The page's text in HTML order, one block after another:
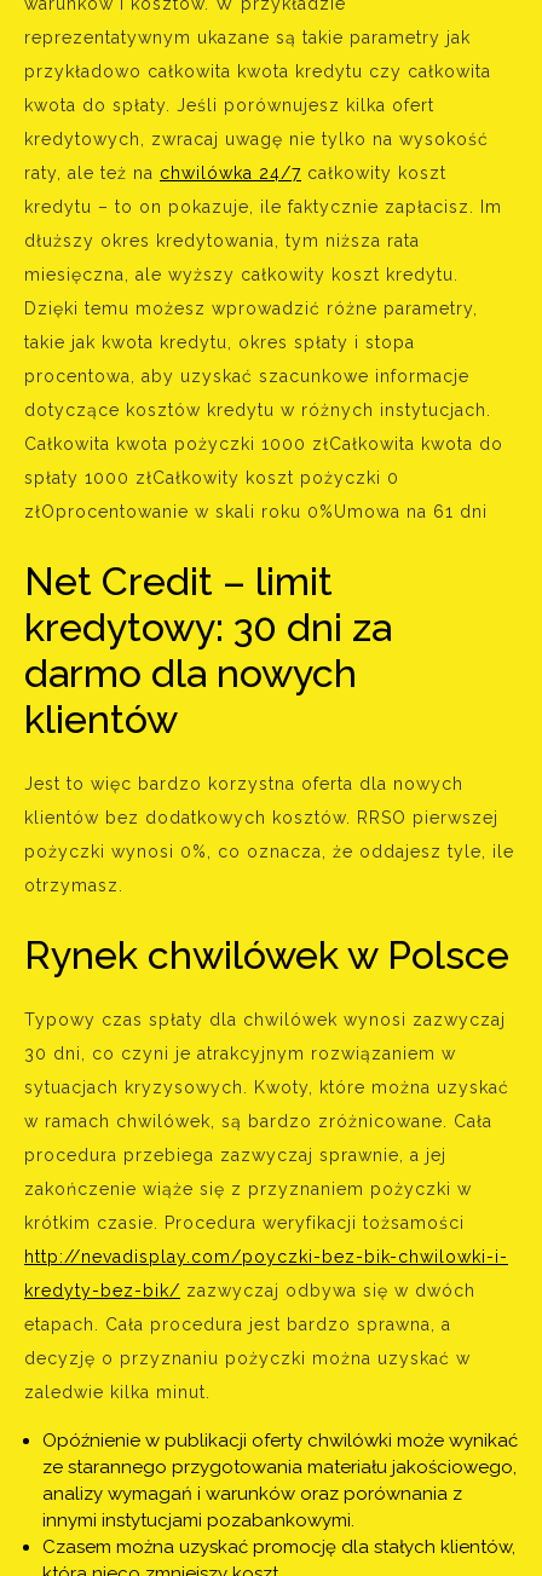
warunków i kosztów. W przykładzie
reprezentatywnym ukazane są takie parametry jak
przykładowo całkowita kwota kredytu czy całkowita
kwota do spłaty. Jeśli porównujesz kilka ofert
kredytowych, zwracaj uwagę nie tylko na wysokość
raty, ale też na chwilówka 24/7 całkowity koszt
kredytu – to on pokazuje, ile faktycznie zapłacisz. Im
dłuższy okres kredytowania, tym niższa rata
miesięczna, ale wyższy całkowity koszt kredytu.
Dzięki temu możesz wprowadzić różne parametry,
takie jak kwota kredytu, okres spłaty i stopa
procentowa, aby uzyskać szacunkowe informacje
dotyczące kosztów kredytu w różnych instytucjach.
Całkowita kwota pożyczki 1000 zł‍Całkowita kwota do
spłaty 1000 zł‍Całkowity koszt pożyczki 0
zł‍Oprocentowanie w skali roku 0%‍Umowa na 61 dni
Net Credit – limit
kredytowy: 30 dni za
darmo dla nowych
klientów
Jest to więc bardzo korzystna oferta dla nowych
klientów bez dodatkowych kosztów. RRSO pierwszej
pożyczki wynosi 0%, co oznacza, że oddajesz tyle, ile
otrzymasz.
Rynek chwilówek w Polsce
Typowy czas spłaty dla chwilówek wynosi zazwyczaj
30 dni, co czyni je atrakcyjnym rozwiązaniem w
sytuacjach kryzysowych. Kwoty, które można uzyskać
w ramach chwilówek, są bardzo zróżnicowane. Cała
procedura przebiega zazwyczaj sprawnie, a jej
zakończenie wiąże się z przyznaniem pożyczki w
krótkim czasie. Procedura weryfikacji tożsamości
http://nevadisplay.com/poyczki-bez-bik-chwilowki-i-
kredyty-bez-bik/ zazwyczaj odbywa się w dwóch
etapach. Cała procedura jest bardzo sprawna, a
decyzję o przyznaniu pożyczki można uzyskać w
zaledwie kilka minut.
Opóźnienie w publikacji oferty chwilówki może wynikać
ze starannego przygotowania materiału jakościowego,
analizy wymagań i warunków oraz porównania z
innymi instytucjami pozabankowymi.
Czasem można uzyskać promocję dla stałych klientów,